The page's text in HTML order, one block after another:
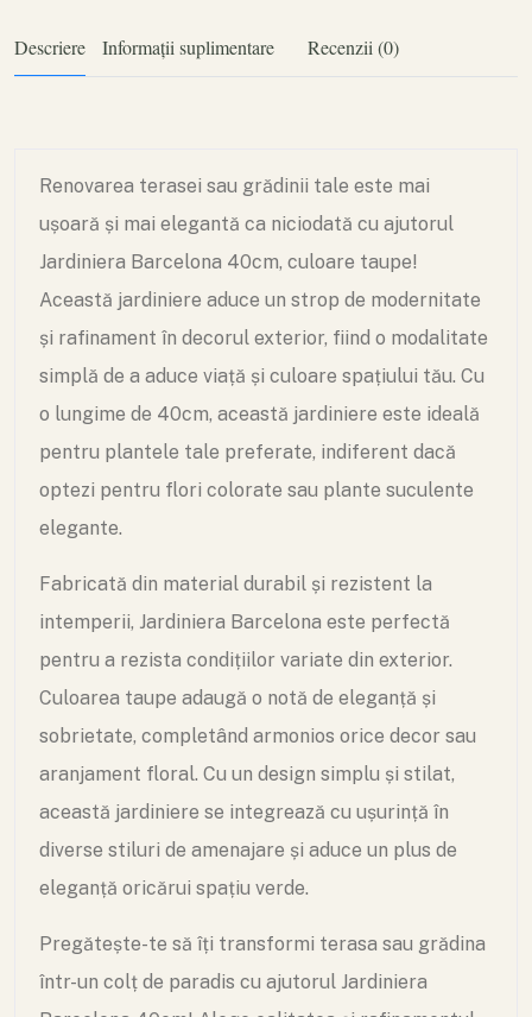
Descriere Informații suplimentare Recenzii (0)
Renovarea terasei sau grădinii tale este mai
ușoară și mai elegantă ca niciodată cu ajutorul
Jardiniera Barcelona 40cm, culoare taupe!
Această jardiniere aduce un strop de modernitate
și rafinament în decorul exterior, fiind o modalitate
simplă de a aduce viață și culoare spațiului tău. Cu
o lungime de 40cm, această jardiniere este ideală
pentru plantele tale preferate, indiferent dacă
optezi pentru flori colorate sau plante suculente
elegante.
Fabricată din material durabil și rezistent la
intemperii, Jardiniera Barcelona este perfectă
pentru a rezista condițiilor variate din exterior.
Culoarea taupe adaugă o notă de eleganță și
sobrietate, completând armonios orice decor sau
aranjament floral. Cu un design simplu și stilat,
această jardiniere se integrează cu ușurință în
diverse stiluri de amenajare și aduce un plus de
eleganță oricărui spațiu verde.
Pregătește-te să îți transformi terasa sau grădina
într-un colț de paradis cu ajutorul Jardiniera